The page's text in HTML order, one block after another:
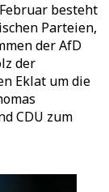
besteht
Parteien,
der AfD
der
Eklat um die
CDU zum